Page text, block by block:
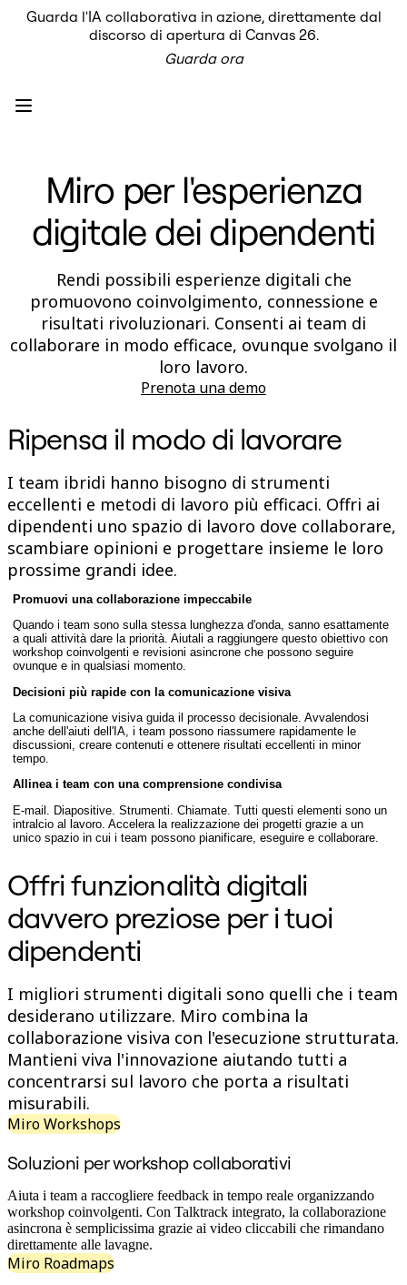
In primo piano
Intelligent Canvas™
Connettori
Server MCP
Esplora i playbook di IA
Server MCP
Blueprint
Sicurezza
Enterprise Guard
Piattaforma per sviluppatori
Scarica le app
Formati
Lavagna
Diagrammi
Kanban
Tables
Docs
Casi d'uso
In primo piano
Esplora i playbook di IA
Esplora Miroverse
Generale
Diagramming
Brainstorming
Mappe mentali
Mappe concettuali
Flussi
Contenuti specializzati
Creazione di roadmap
Mappatura dei processi
Progettazione tecnica e documentazione
Prototipi e wireframe
Mappatura del customer journey
Design Workshops
Pianifica obiettivi
Org design
Soluzioni
Enterprise
Piccole imprese
Startup
Per settore
Digitale
Servizi professionali
Retail
Servizi finanziari
Farmaceutica e scienze della vita
Per team
Gestione del prodotto
Design e UX
Operazioni
IT
Per iniziativa strategica
Sistema operativo del prodotto
Trasformazione IA
Trasformazione delle modalità di lavoro
Esperienza digitale dei dipendenti
Progettazione dell'esperienza cliente e dei servizi
Guarda l'IA collaborativa in azione, direttamente dal
discorso di apertura di Canvas 26.
Guarda ora
Miro per l'esperienza
digitale dei dipendenti
Rendi possibili esperienze digitali che
promuovono coinvolgimento, connessione e
risultati rivoluzionari. Consenti ai team di
collaborare in modo efficace, ovunque svolgano il
loro lavoro.
Prenota una demo
Ripensa il modo di lavorare
I team ibridi hanno bisogno di strumenti
eccellenti e metodi di lavoro più efficaci. Offri ai
dipendenti uno spazio di lavoro dove collaborare,
scambiare opinioni e progettare insieme le loro
prossime grandi idee.
Promuovi una collaborazione impeccabile
Quando i team sono sulla stessa lunghezza d'onda, sanno esattamente
a quali attività dare la priorità. Aiutali a raggiungere questo obiettivo con
workshop coinvolgenti e revisioni asincrone che possono seguire
ovunque e in qualsiasi momento.
Decisioni più rapide con la comunicazione visiva
La comunicazione visiva guida il processo decisionale. Avvalendosi
anche dell'aiuti dell'IA, i team possono riassumere rapidamente le
discussioni, creare contenuti e ottenere risultati eccellenti in minor
tempo.
Allinea i team con una comprensione condivisa
E-mail. Diapositive. Strumenti. Chiamate. Tutti questi elementi sono un
intralcio al lavoro. Accelera la realizzazione dei progetti grazie a un
unico spazio in cui i team possono pianificare, eseguire e collaborare.
Offri funzionalità digitali
davvero preziose per i tuoi
dipendenti
I migliori strumenti digitali sono quelli che i team
desiderano utilizzare. Miro combina la
collaborazione visiva con l'esecuzione strutturata.
Mantieni viva l'innovazione aiutando tutti a
concentrarsi sul lavoro che porta a risultati
misurabili.
Miro Workshops
Soluzioni per workshop collaborativi
Aiuta i team a raccogliere feedback in tempo reale organizzando
workshop coinvolgenti. Con Talktrack integrato, la collaborazione
asincrona è semplicissima grazie ai video cliccabili che rimandano
direttamente alle lavagne.
Miro Roadmaps